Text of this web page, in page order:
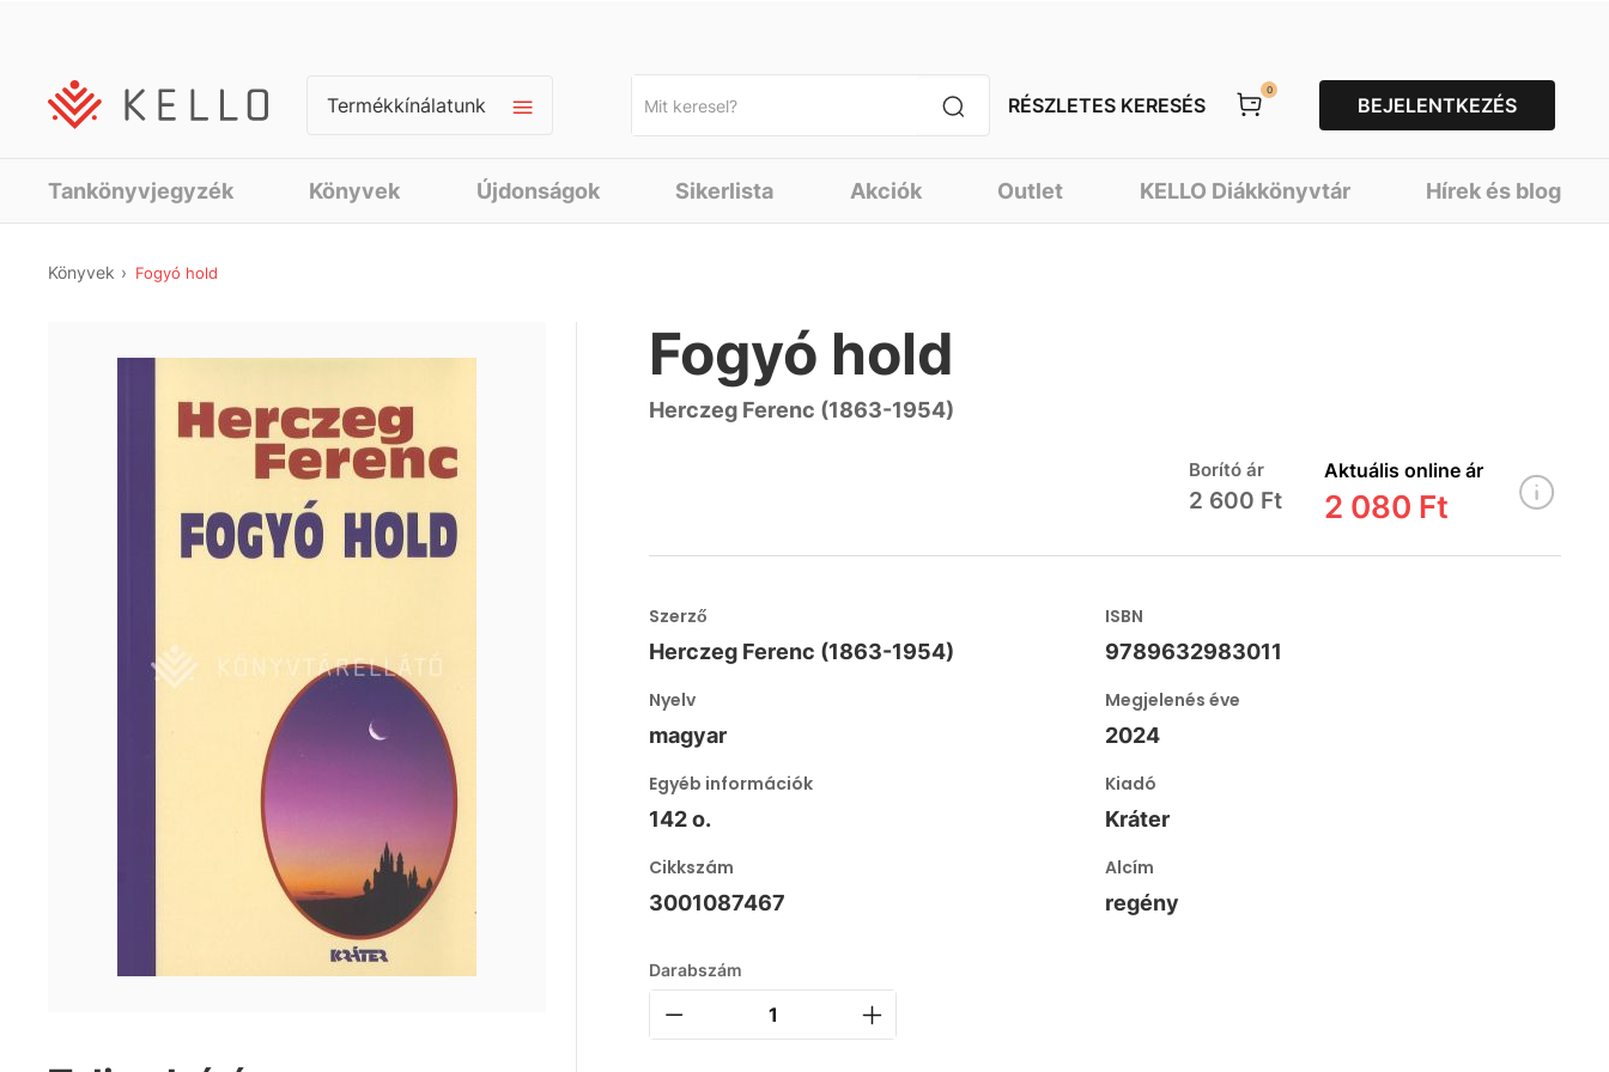
Termékkínálatunk RÉSZLETES KERESÉS
0
BEJELENTKEZÉS
Tankönyvjegyzék Könyvek Újdonságok Sikerlista Akciók Outlet KELLO Diákkönyvtár Hírek és blog
Könyvek Fogyó hold
Fogyó hold
Herczeg Ferenc (1863-1954)
Borító ár
2 600 Ft
Aktuális online ár
2 080 Ft
Szerző
Herczeg Ferenc (1863-1954)
ISBN
9789632983011
Nyelv
magyar
Megjelenés éve
2024
Egyéb információk
142 o.
Kiadó
Kráter
Cikkszám
3001087467
Alcím
regény
Darabszám